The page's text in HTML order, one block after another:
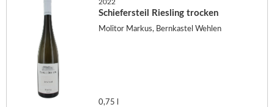
2022
Schiefersteil Riesling trocken
Molitor Markus, Bernkastel Wehlen
0,75 l